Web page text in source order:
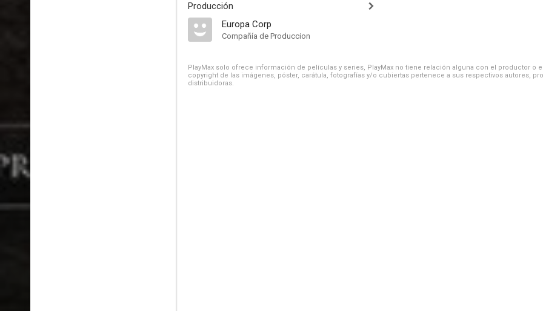
Producción
Europa Corp
Compañía de Produccion
PlayMax solo ofrece información de películas y series, PlayMax no tiene relación alguna con el productor o
copyright de las imágenes, póster, carátula, fotografías y/o cubiertas pertenece a sus respectivos autores,
distribuidoras.